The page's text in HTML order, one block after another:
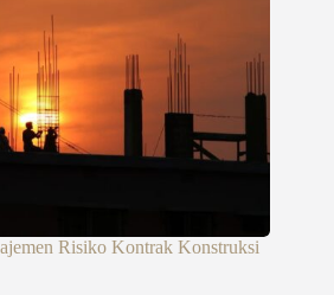
Risiko Kontrak Konstruksi